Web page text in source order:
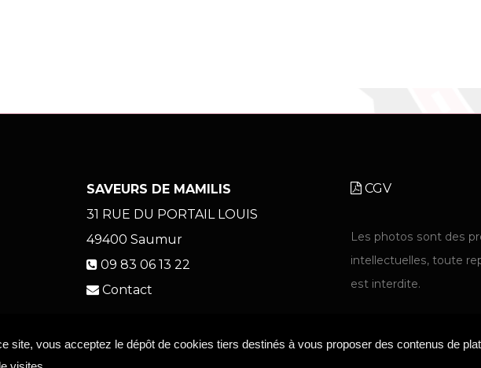
SAVEURS DE MAMILIS
31 RUE DU PORTAIL LOUIS
49400 Saumur
09 83 06 13 22
Contact
CGV
Les photos sont des
intellectuelles, toute
est interdite.
site, vous acceptez le dépôt de cookies tiers destinés à vous proposer des contenus de